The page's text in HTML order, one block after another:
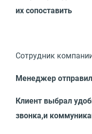
их сопоставить
Сотрудник
Менеджер
Клиент выбрал
звонка,и